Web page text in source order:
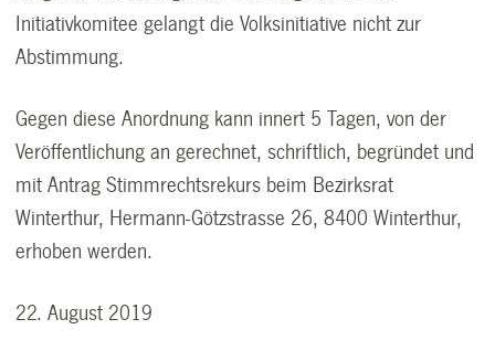
Initiativkomitee gelangt die Volksinitiative nicht zur
Abstimmung.
Gegen diese Anordnung kann innert 5 Tagen, von der
Veröffentlichung an gerechnet, schriftlich, begründet und
mit Antrag Stimmrechtsrekurs beim Bezirksrat
Winterthur, Hermann-Götzstrasse 26, 8400 Winterthur,
erhoben werden.
22. August 2019